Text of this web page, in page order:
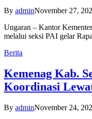
By adminNovember 27,
Ungaran – Kantor
melalui seksi PAI gelar
Berita
Kemenag Kab.
Koordinasi
By adminNovember 24,